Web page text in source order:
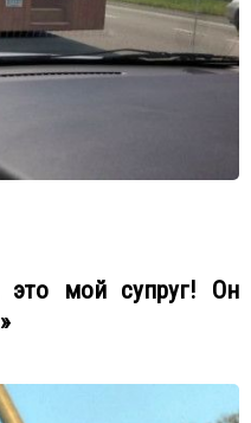
это мой супруг! Он